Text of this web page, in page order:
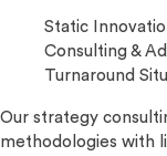
Static
Consulting &
Turnaround
Our strategy
methodologies with